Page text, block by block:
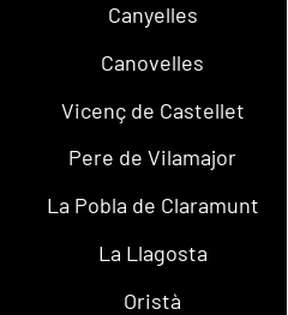
Canyelles
Canovelles
Vicenç de Castellet
Pere de Vilamajor
La Pobla de Claramunt
La Llagosta
Oristà